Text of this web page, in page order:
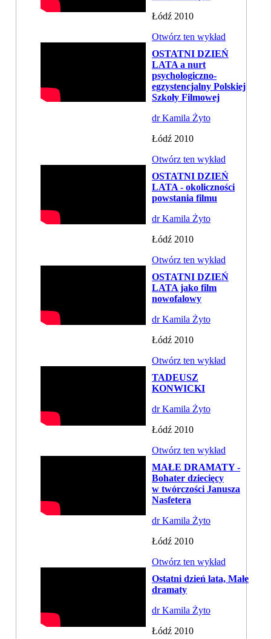
Łódź 2010
Otwórz ten wykład
OSTATNI DZIEŃ
LATA a nurt
psychologiczno-
egzystencjalny Polskiej
Szkoły Filmowej
dr Kamila Żyto
Łódź 2010
Otwórz ten wykład
OSTATNI DZIEŃ
LATA - okoliczności
powstania filmu
dr Kamila Żyto
Łódź 2010
Otwórz ten wykład
OSTATNI DZIEŃ
LATA jako film
nowofalowy
dr Kamila Żyto
Łódź 2010
Otwórz ten wykład
TADEUSZ
KONWICKI
dr Kamila Żyto
Łódź 2010
Otwórz ten wykład
MAŁE DRAMATY -
Bohater dziecięcy
w twórczości Janusza
Nasfetera
dr Kamila Żyto
Łódź 2010
Otwórz ten wykład
Ostatni dzień lata, Małe
dramaty
dr Kamila Żyto
Łódź 2010